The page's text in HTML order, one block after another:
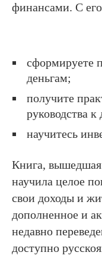
финансами. С
сформируете
деньгам;
получите
руководства
научитесь
Книга, вышедшая
научила целое
свои доходы и
дополненное и
недавно
доступно